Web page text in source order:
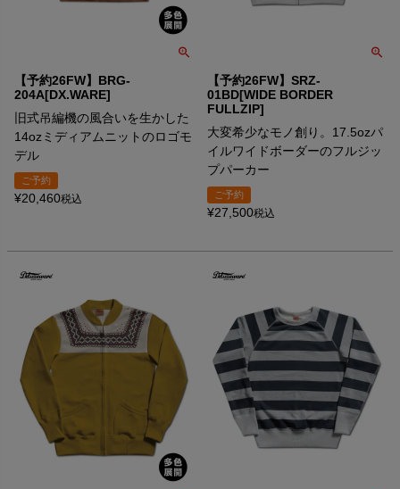
【予約26FW】BRG-
204A[DX.WARE]
旧式吊編機の風合いを生かした
14ozミディアムニットのロゴモ
デル
ご予約
¥20,460税込
【予約26FW】SRZ-
01BD[WIDE BORDER
FULLZIP]
大変希少なモノ創り。17.5ozパ
イルワイドボーダーのフルジッ
プパーカー
ご予約
¥27,500税込